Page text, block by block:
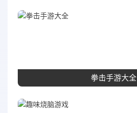
拳击手游大全